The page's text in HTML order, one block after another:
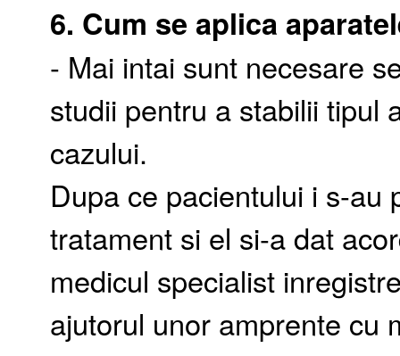
6. Cum se aplica
- Mai intai sunt necesare
studii pentru a stabilii tipul
cazului.
Dupa ce pacientului i s-au
tratament si el si-a dat
medicul specialist
ajutorul unor amprente cu